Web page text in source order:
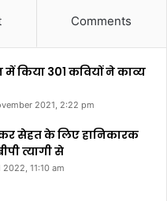
Comments
में किया 301 कवियों ने काव्य
2021, 2:22 pm
सेहत के लिए हानिकारक
त्यागी से
11:10 am